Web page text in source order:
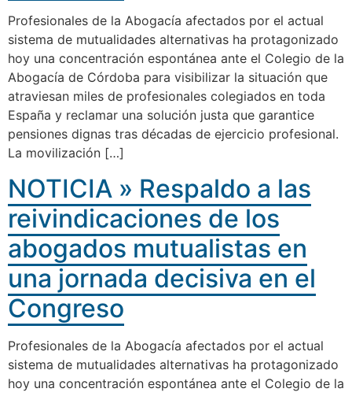
Profesionales de la Abogacía afectados por el actual
sistema de mutualidades alternativas ha protagonizado
hoy una concentración espontánea ante el Colegio de la
Abogacía de Córdoba para visibilizar la situación que
atraviesan miles de profesionales colegiados en toda
España y reclamar una solución justa que garantice
pensiones dignas tras décadas de ejercicio profesional.
La movilización […]
NOTICIA » Respaldo a las
reivindicaciones de los
abogados mutualistas en
una jornada decisiva en el
Congreso
Profesionales de la Abogacía afectados por el actual
sistema de mutualidades alternativas ha protagonizado
hoy una concentración espontánea ante el Colegio de la